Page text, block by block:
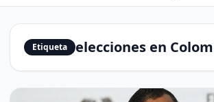
Etiqueta elecciones en